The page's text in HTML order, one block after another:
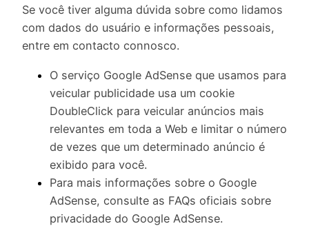
Se você tiver alguma dúvida sobre como lidamos
com dados do usuário e informações pessoais,
entre em contacto connosco.
O serviço Google AdSense que usamos para
veicular publicidade usa um cookie
DoubleClick para veicular anúncios mais
relevantes em toda a Web e limitar o número
de vezes que um determinado anúncio é
exibido para você.
Para mais informações sobre o Google
AdSense, consulte as FAQs oficiais sobre
privacidade do Google AdSense.